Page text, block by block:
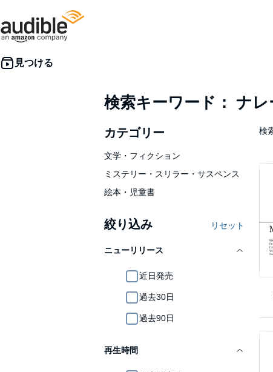
検索キーワード： ナレ
カテゴリー
文学・フィクション
ミステリー・スリラー・サスペンス
絵本・児童書
絞り込み リセット
ニューリリース
近日発売
過去30日
過去90日
再生時間
検